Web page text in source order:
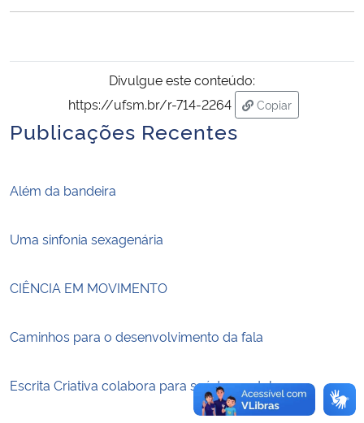
Ministério da Cidadania
Ministério de Minas e Energia
Ministério da Ciência, Tecnologia, Inovações e Comunicações
Ministério do Meio Ambiente
Divulgue este conteúdo:
https://ufsm.br/r-714-2264
Copiar
para área de
Publicações Recentes
Além da bandeira
Uma sinfonia sexagenária
CIÊNCIA EM MOVIMENTO
Caminhos para o desenvolvimento da fala
Escrita Criativa colabora para saúde mental